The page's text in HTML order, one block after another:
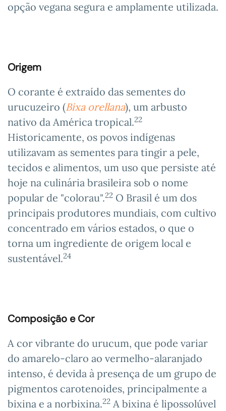
opção vegana segura e amplamente utilizada.
Origem
O corante é extraído das sementes do
urucuzeiro (Bixa orellana), um arbusto
nativo da América tropical.22
Historicamente, os povos indígenas
utilizavam as sementes para tingir a pele,
tecidos e alimentos, um uso que persiste até
hoje na culinária brasileira sob o nome
popular de "colorau".22 O Brasil é um dos
principais produtores mundiais, com cultivo
concentrado em vários estados, o que o
torna um ingrediente de origem local e
sustentável.24
Composição e Cor
A cor vibrante do urucum, que pode variar
do amarelo-claro ao vermelho-alaranjado
intenso, é devida à presença de um grupo de
pigmentos carotenoides, principalmente a
bixina e a norbixina.22 A bixina é lipossolúvel